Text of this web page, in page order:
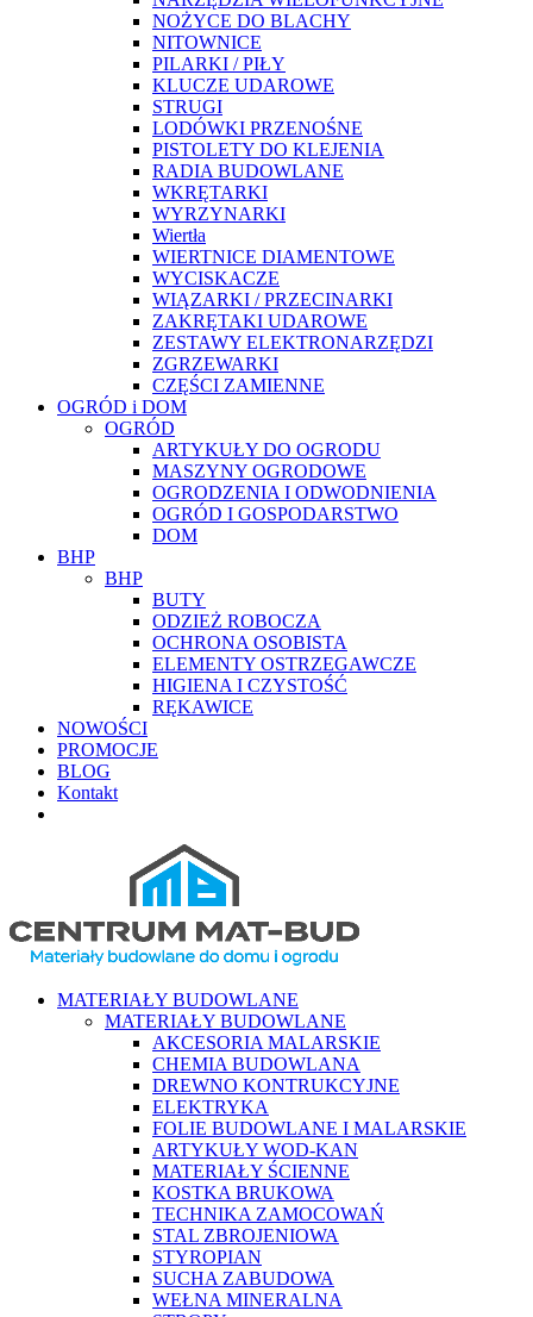
NOŻYCE DO BLACHY
NITOWNICE
PILARKI / PIŁY
KLUCZE UDAROWE
STRUGI
LODÓWKI PRZENOŚNE
PISTOLETY DO KLEJENIA
RADIA BUDOWLANE
WKRĘTARKI
WYRZYNARKI
Wiertła
WIERTNICE DIAMENTOWE
WYCISKACZE
WIĄZARKI / PRZECINARKI
ZAKRĘTAKI UDAROWE
ZESTAWY ELEKTRONARZĘDZI
ZGRZEWARKI
CZĘŚCI ZAMIENNE
OGRÓD i DOM
OGRÓD
ARTYKUŁY DO OGRODU
MASZYNY OGRODOWE
OGRODZENIA I ODWODNIENIA
OGRÓD I GOSPODARSTWO
DOM
BHP
BHP
BUTY
ODZIEŻ ROBOCZA
OCHRONA OSOBISTA
ELEMENTY OSTRZEGAWCZE
HIGIENA I CZYSTOŚĆ
RĘKAWICE
NOWOŚCI
PROMOCJE
BLOG
Kontakt
MATERIAŁY BUDOWLANE
MATERIAŁY BUDOWLANE
AKCESORIA MALARSKIE
CHEMIA BUDOWLANA
DREWNO KONTRUKCYJNE
ELEKTRYKA
FOLIE BUDOWLANE I MALARSKIE
ARTYKUŁY WOD-KAN
MATERIAŁY ŚCIENNE
KOSTKA BRUKOWA
TECHNIKA ZAMOCOWAŃ
STAL ZBROJENIOWA
STYROPIAN
SUCHA ZABUDOWA
WEŁNA MINERALNA